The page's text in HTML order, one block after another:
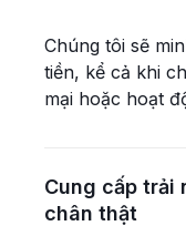
Chúng tôi sẽ
tiền, kể cả khi
mại hoặc hoạt
Cung cấp trải
chân thật